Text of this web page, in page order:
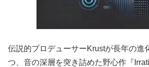
伝説的プロデューサーKrustが長年の進
つ、音の深層を突き詰めた野心作『